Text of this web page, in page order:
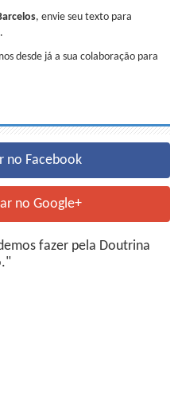
, envie seu texto para
.
desde já a sua colaboração para
no Facebook
no Google+
fazer pela Doutrina